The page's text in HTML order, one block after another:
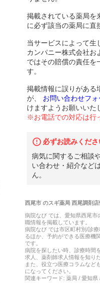
掲載されている薬局を
に必ず該当の薬局に直
当サービスによって生
カンパニー株式会社お
ではその賠償の責任を
す。
掲載情報に誤りがある
が、
お問い合わせフォ
けますようお願いいた
※お電話での対応は行
必ずお読みくださ
病気に関するご相談
い合わせ・紹介など
ん。
西尾市のスギ薬局 西尾調剤店
病院なび では、 愛知県西尾市
職情報を掲載しています。
病院なび では市区町村別/診
るほか、予約ができる医療機
です。
病院を探したい時、診療時間
求人、薬剤師求人情報を知り
また、役立つ医療コラムなど
になってください。
関連キーワード: 薬局 / 愛知県